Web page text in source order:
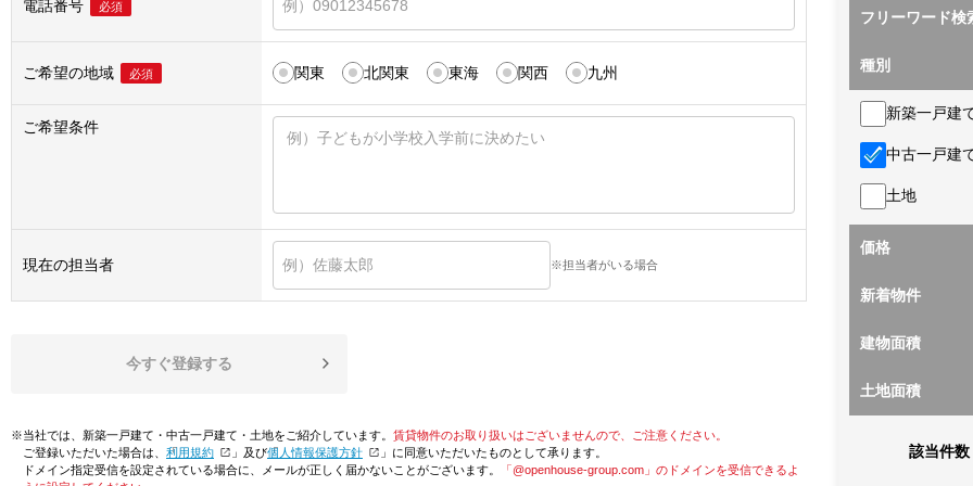
電話番号 必須
ご希望の地域 必須 関東 北関東 東海 関西 九州
ご希望条件
現在の担当者 ※担当者がいる場合
今すぐ登録する
※当社では、新築一戸建て・中古一戸建て・土地をご紹介しています。 賃貸物件のお取り扱いはございませんので、ご注意ください。
ご登録いただいた場合は、「利用規約 」及び「個人情報保護方針
」に同意いただいたものとして承ります。
ドメイン指定受信を設定されている場合に、メールが正しく届かないことがございます。
「@openhouse-group.com」のドメインを受信できるよ
フリーワード検
種別
新築一戸建
中古一戸建
土地
価格
新着物件
建物面積
土地面積
該当件数